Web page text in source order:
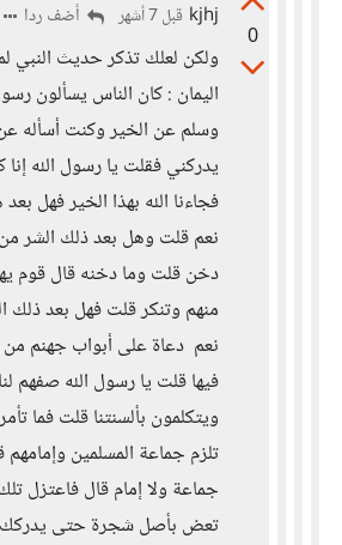
0
kjhj قبل 7 أشهر أضف ردا
ولكن لعلك تذكر حديث النبي
اليمان : كان الناس يسألون
وسلم عن الخير وكنت أسأله
يدركني فقلت يا رسول الله
فجاءنا الله بهذا الخير فهل
نعم قلت وهل بعد ذلك الشر
دخن قلت وما دخنه قال قوم
منهم وتنكر قلت فهل بعد ذلك
نعم دعاة على أبواب جهنم من
فيها قلت يا رسول الله صفهم
ويتكلمون بألسنتنا قلت فما
تلزم جماعة المسلمين
جماعة ولا إمام قال فاعتزل
تعض بأصل شجرة حتى يدركك